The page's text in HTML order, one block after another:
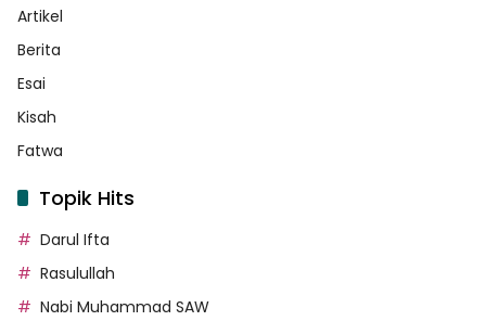
Artikel
Berita
Esai
Kisah
Fatwa
Topik Hits
Darul Ifta
Rasulullah
Nabi Muhammad SAW